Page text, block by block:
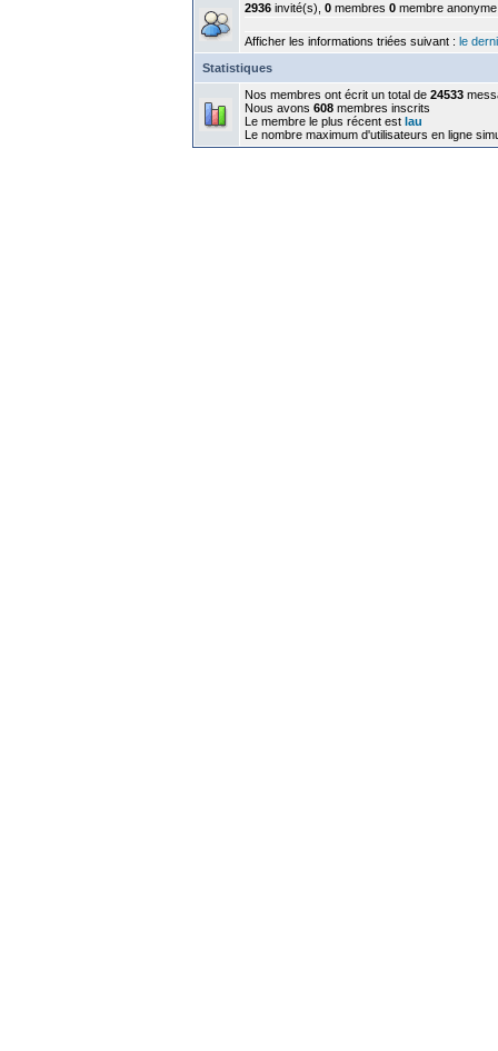
2936 invité(s), 0 membres 0 membre anonyme
Afficher les informations triées suivant : le
Statistiques
Nos membres ont écrit un total de 24533
Nous avons 608 membres inscrits
Le membre le plus récent est lau
Le nombre maximum d'utilisateurs en ligne